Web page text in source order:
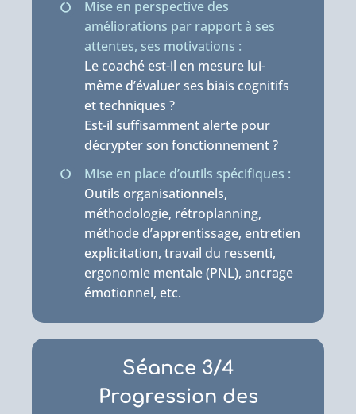
Mise en perspective des
améliorations par rapport à ses
attentes, ses motivations :
Le coaché est-il en mesure lui-
même d’évaluer ses biais cognitifs
et techniques ?
Est-il suffisamment alerte pour
décrypter son fonctionnement ?
Mise en place d’outils spécifiques :
Outils organisationnels,
méthodologie, rétroplanning,
méthode d’apprentissage, entretien
explicitation, travail du ressenti,
ergonomie mentale (PNL), ancrage
émotionnel, etc.
Séance 3/4
Progression des